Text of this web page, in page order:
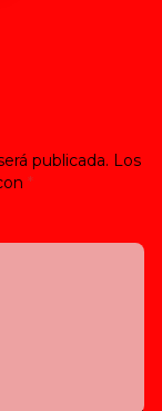
publicada. Los
*